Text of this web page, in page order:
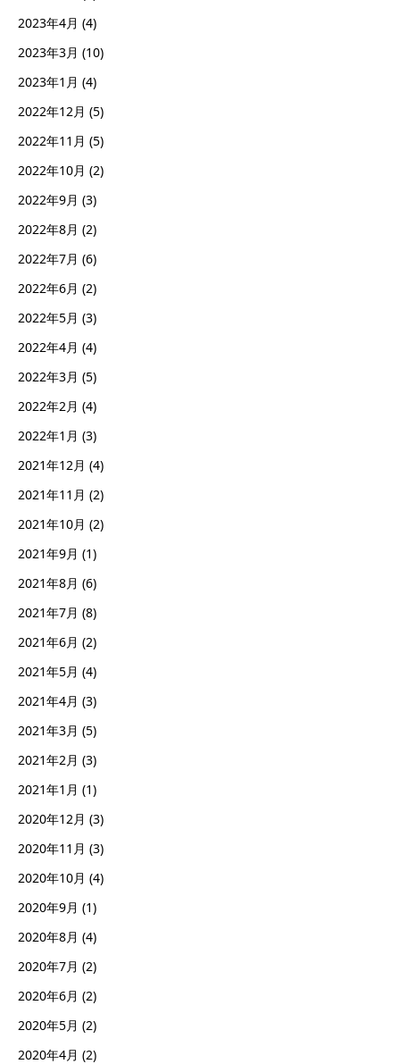
2023年4月 (4)
2023年3月 (10)
2023年1月 (4)
2022年12月 (5)
2022年11月 (5)
2022年10月 (2)
2022年9月 (3)
2022年8月 (2)
2022年7月 (6)
2022年6月 (2)
2022年5月 (3)
2022年4月 (4)
2022年3月 (5)
2022年2月 (4)
2022年1月 (3)
2021年12月 (4)
2021年11月 (2)
2021年10月 (2)
2021年9月 (1)
2021年8月 (6)
2021年7月 (8)
2021年6月 (2)
2021年5月 (4)
2021年4月 (3)
2021年3月 (5)
2021年2月 (3)
2021年1月 (1)
2020年12月 (3)
2020年11月 (3)
2020年10月 (4)
2020年9月 (1)
2020年8月 (4)
2020年7月 (2)
2020年6月 (2)
2020年5月 (2)
2020年4月 (2)